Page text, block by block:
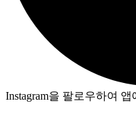
Instagram을 팔로우하여